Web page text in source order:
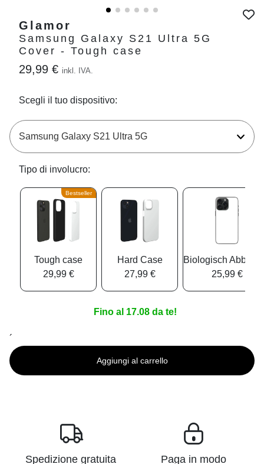
Glamor
Samsung Galaxy S21 Ultra 5G
Cover - Tough case
29,99 € inkl. IVA.
Scegli il tuo dispositivo:
Tipo di involucro:
Bestseller
Tough case
29,99 €
Hard Case
27,99 €
Biologisch
25,99 €
Fino al 17.08 da te!
´
Aggiungi al carrello
Spedizione gratuita
Paga in modo